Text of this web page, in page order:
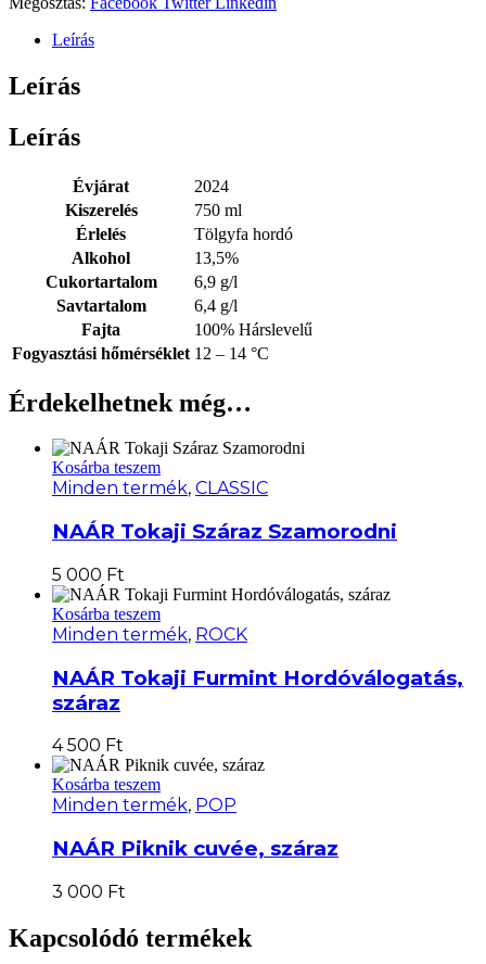
Leírás
Leírás
Leírás
Évjárat
2024
Kiszerelés
750 ml
Érlelés
Tölgyfa hordó
Alkohol
13,5%
Cukortartalom
6,9 g/l
Savtartalom
6,4 g/l
Fajta
100% Hárslevelű
Fogyasztási hőmérséklet 12 – 14 °C
Érdekelhetnek még…
Kosárba teszem
Minden termék, CLASSIC
NAÁR Tokaji Száraz Szamorodni
5 000 Ft
Kosárba teszem
Minden termék, ROCK
NAÁR Tokaji Furmint Hordóválogatás,
száraz
4 500 Ft
Kosárba teszem
Minden termék, POP
NAÁR Piknik cuvée, száraz
3 000 Ft
Kapcsolódó termékek